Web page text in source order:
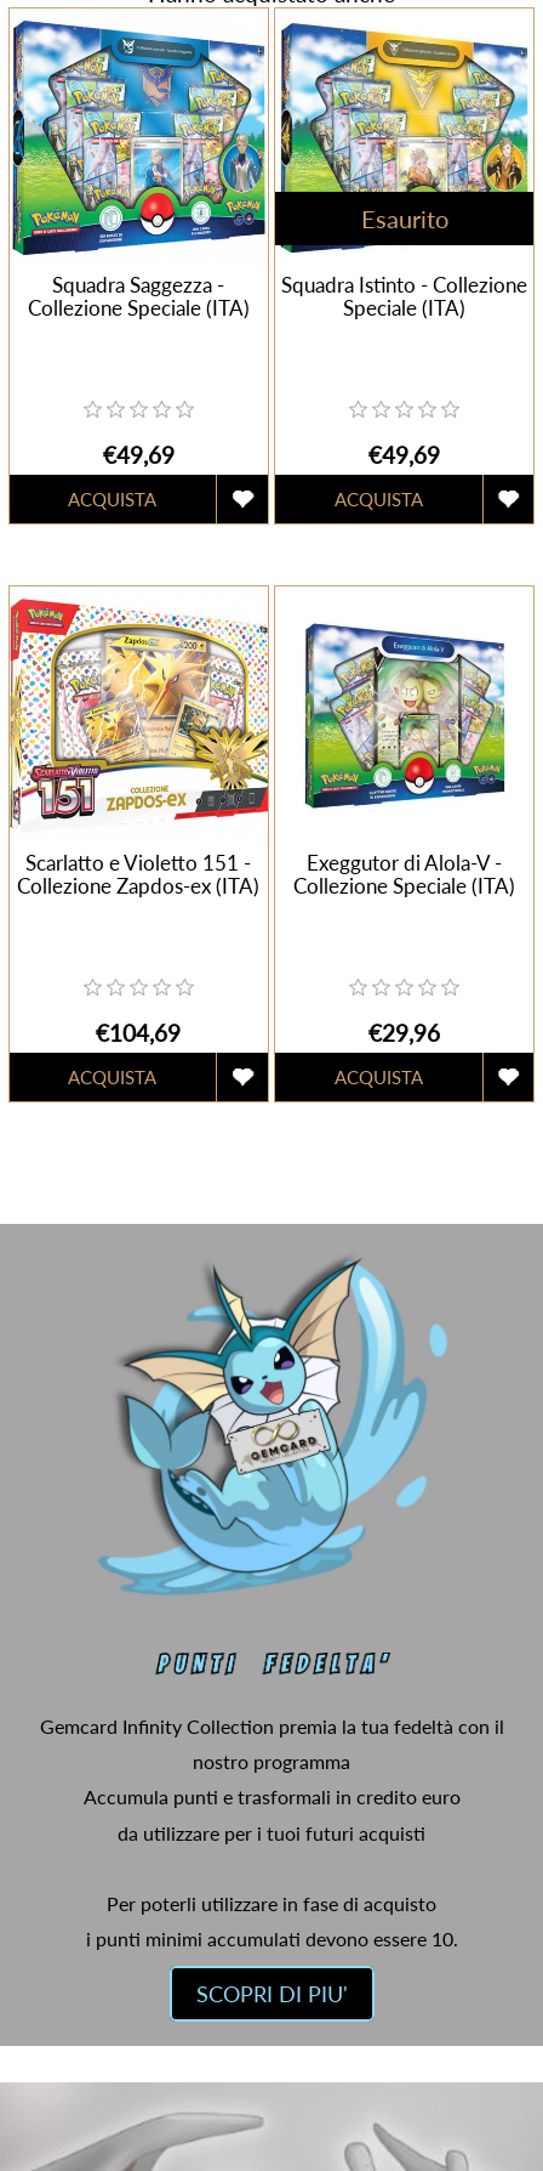
Squadra Saggezza -
Collezione Speciale (ITA)
€49,69
Esaurito
Squadra Istinto - Collezione
Speciale (ITA)
€49,69
Scarlatto e Violetto 151 -
Collezione Zapdos-ex (ITA)
€104,69
Exeggutor di Alola-V -
Collezione Speciale (ITA)
€29,96
Gemcard Infinity Collection premia la tua fedeltà con il
nostro programma
Accumula punti e trasformali in credito euro
da utilizzare per i tuoi futuri acquisti
Per poterli utilizzare in fase di acquisto
i punti minimi accumulati devono essere 10.
SCOPRI DI PIU'